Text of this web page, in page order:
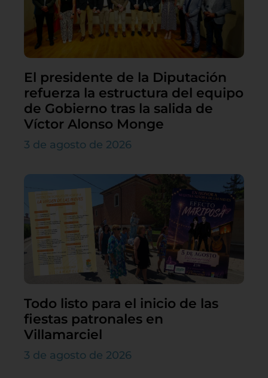
El presidente de la Diputación
refuerza la estructura del equipo
de Gobierno tras la salida de
Víctor Alonso Monge
3 de agosto de 2026
Todo listo para el inicio de las
fiestas patronales en
Villamarciel
3 de agosto de 2026